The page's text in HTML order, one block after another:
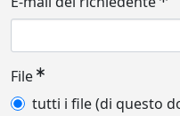
File
tutti i file (di questo